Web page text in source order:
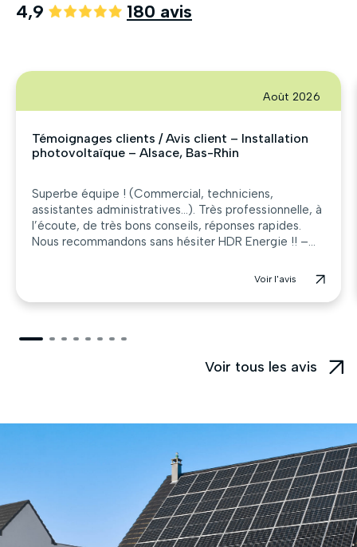
4,9 180 avis
Août 2026
Témoignages clients / Avis client – Installation
photovoltaïque – Alsace, Bas-Rhin
Superbe équipe ! (Commercial, techniciens,
assistantes administratives…). Très professionnelle, à
l’écoute, de très bons conseils, réponses rapides.
Nous recommandons sans hésiter HDR Energie !! –...
Voir l'avis
Voir tous les avis